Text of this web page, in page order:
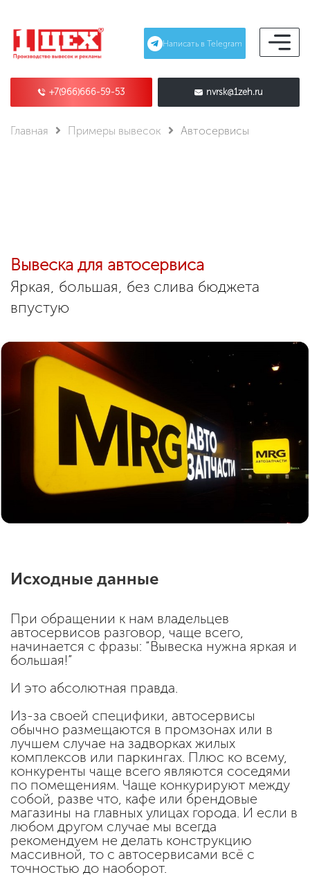
Написать в Telegram
+7(966)666-59-53 nvrsk@1zeh.ru
Главная Примеры вывесок Автосервисы
Вывеска для автосервиса
Яркая, большая, без слива бюджета
впустую
Исходные данные
При обращении к нам владельцев
автосервисов разговор, чаще всего,
начинается с фразы: “Вывеска нужна яркая и
большая!”
И это абсолютная правда.
Из-за своей специфики, автосервисы
обычно размещаются в промзонах или в
лучшем случае на задворках жилых
комплексов или паркингах. Плюс ко всему,
конкуренты чаще всего являются соседями
по помещениям. Чаще конкурируют между
собой, разве что, кафе или брендовые
магазины на главных улицах города. И если в
любом другом случае мы всегда
рекомендуем не делать конструкцию
массивной, то с автосервисами всё с
точностью до наоборот.